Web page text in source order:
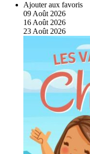
Ajouter aux favoris
09 Août 2026
16 Août 2026
23 Août 2026